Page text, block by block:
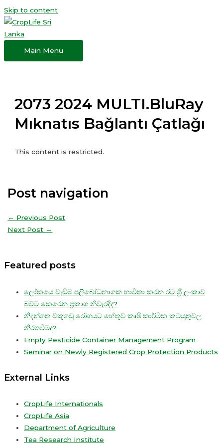
Skip to content
Main Menu
2073 2024 MULTI.BluRay
Mıknatıs Bağlantı Çatlağı
This content is restricted.
Post navigation
← Previous Post
Next Post →
Featured posts
ලෝකයේ වැඩිම පලිබෝධනාශක භාවිතා කරන රට ශ්‍රී ලංකාව
බවට කෙරෙන ප්‍රකාශ නිවැරදිද?
නිදන්ගත වකුගඩු රෝගයට හේතුව කෘෂි කාර්මික කටයුතුවල
නිරතවීමද?
Empty Pesticide Container Management Program
Seminar on Newly Registered Crop Protection Products
External Links
CropLife Internationals
CropLife Asia
Department of Agriculture
Tea Research Institute